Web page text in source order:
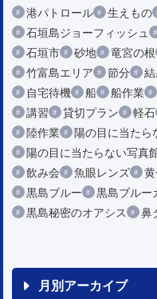
港パトロール
生えもの
石垣島ジョーフィッシュ
石垣市
砂地 竜宮の根
竹富島エリア
節分
自宅待機
船 船作業
講習
貸切プラン 軽石
陸作業
陽の目に当たら
陽の目に当たらない写真
飲み会
魚眼レンズ
黒島ブルー
黒島ブルー
黒島秘密のオアシス
鼻
月別アーカイブ